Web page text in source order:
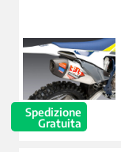
Spedizione
Gratuita